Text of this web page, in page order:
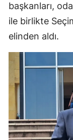
başkanları,
ile birlikte
elinden aldı.